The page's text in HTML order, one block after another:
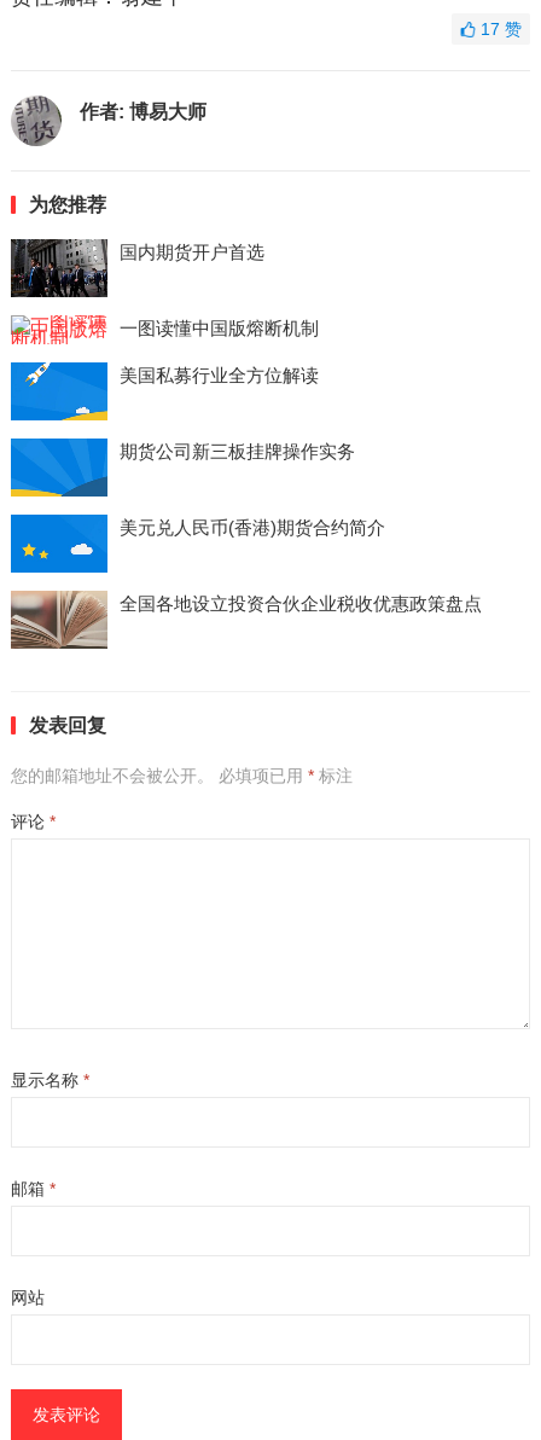
17赞
作者: 博易大师
为您推荐
国内期货开户首选
一图读懂中国版熔断机制
美国私募行业全方位解读
期货公司新三板挂牌操作实务
美元兑人民币(香港)期货合约简介
全国各地设立投资合伙企业税收优惠政策盘点
发表回复
您的邮箱地址不会被公开。 必填项已用 *标注
评论 *
显示名称 *
邮箱 *
网站